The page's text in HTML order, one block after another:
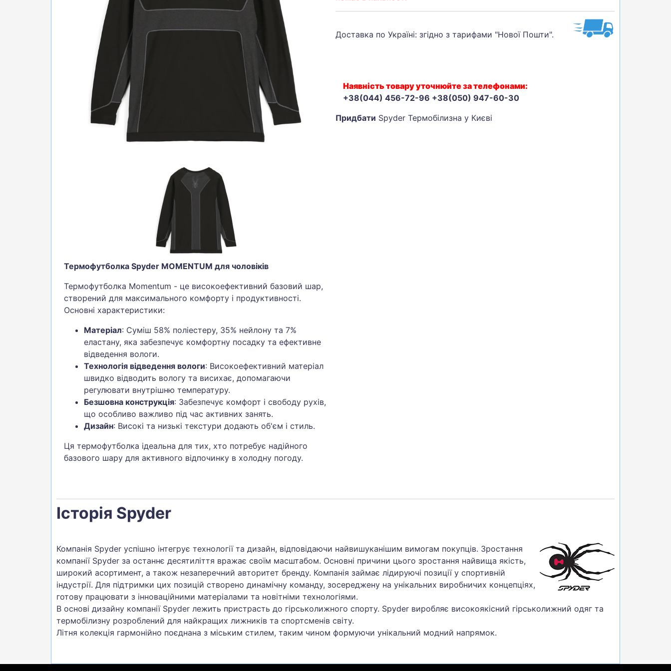
БІГ, ФІТНЕС, М'ЯЧІ
ВЕЛОСИПЕДИ
САМОКАТИ
ТЕНІС, БАДМІНТОН
ВОДНІ ВИДИ СПОРТУ
ТУРИЗМ
Термофутболка Spyder MOMENTUM для чоловіків
Термофутболка Momentum - це високоефективний базовий шар,
створений для максимального комфорту і продуктивності.
Основні характеристики:
Матеріал: Суміш 58% поліестеру, 35% нейлону та 7%
еластану, яка забезпечує комфортну посадку та ефективне
відведення вологи.
Технологія відведення вологи: Високоефективний матеріал
швидко відводить вологу та висихає, допомагаючи
регулювати внутрішню температуру.
Безшовна конструкція: Забезпечує комфорт і свободу рухів,
що особливо важливо під час активних занять.
Дизайн: Високі та низькі текстури додають об'єм і стиль.
Ця термофутболка ідеальна для тих, хто потребує надійного
базового шару для активного відпочинку в холодну погоду.
Доставка по Україні: згідно з тарифами "Нової Пошти".
Наявність товару уточнюйте за телефонами:
+38(044) 456-72-96 +38(050) 947-60-30
Придбати Spyder Термобілизна у Києві
Історія Spyder
Компанія Spyder успішно інтегрує технології та дизайн, відповідаючи найвишуканішим вимогам покупців. Зростання
компанії Spyder за останнє десятиліття вражає своїм масштабом. Основні причини цього зростання найвища якість,
широкий асортимент, а також незаперечний авторитет бренду. Компанія займає лідируючі позиції у спортивній
індустрії. Для підтримки цих позицій створено динамічну команду, зосереджену на унікальних виробничих концепціях,
готову працювати з інноваційними матеріалами та новітніми технологіями.
В основі дизайну компанії Spyder лежить пристрасть до гірськолижного спорту. Spyder виробляє високоякісний гірськолижний одяг та
термобілизну розроблений для найкращих лижників та спортсменів світу.
Літня колекція гармонійно поєднана з міським стилем, таким чином формуючи унікальний модний напрямок.